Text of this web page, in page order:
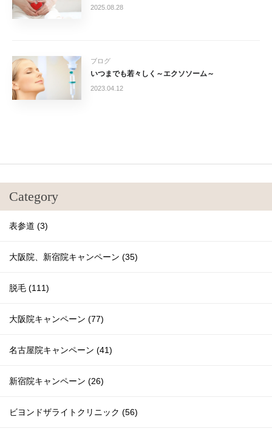
2025.08.28
ブログ
いつまでも若々しく～エクソソーム～
2023.04.12
Category
表参道 (3)
大阪院、新宿院キャンペーン (35)
脱毛 (111)
大阪院キャンペーン (77)
名古屋院キャンペーン (41)
新宿院キャンペーン (26)
ビヨンドザライトクリニック (56)